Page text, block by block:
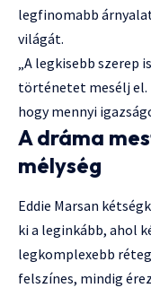
legfinomabb
világát.
„A legkisebb szerep
történetet mesélj el.
hogy mennyi
A dráma
mélység
Eddie Marsan
ki a leginkább, ahol
legkomplexebb
felszínes, mindig